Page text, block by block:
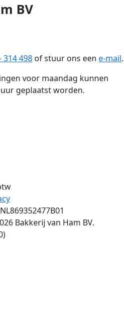
BV
314 498 of stuur ons een e-mail.
voor maandag kunnen
geplaatst worden.
Bakkerij van Ham BV.